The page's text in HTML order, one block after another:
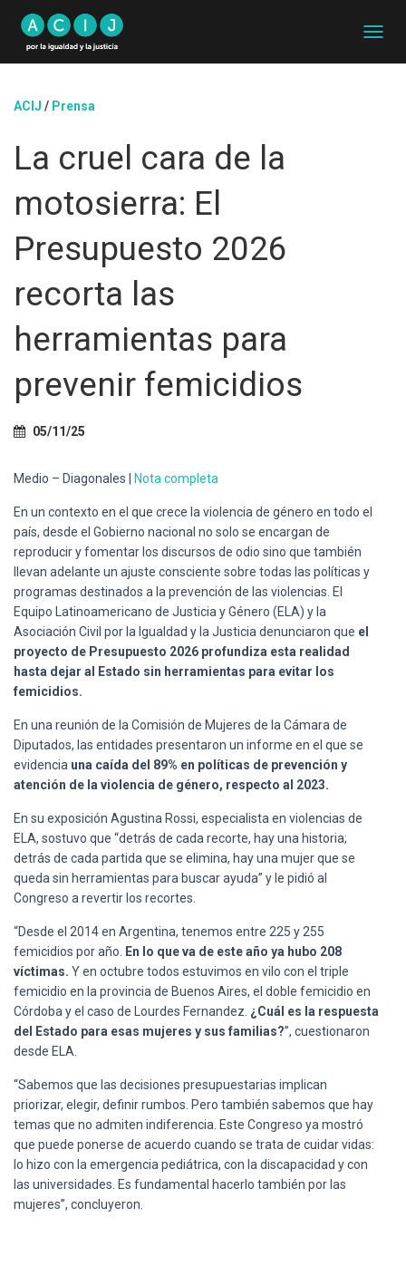
A
ACIJ / Prensa
La cruel cara de la
motosierra: El
Presupuesto 2026
recorta las
herramientas para
prevenir femicidios
05/11/25
Medio – Diagonales | Nota completa
En un contexto en el que crece la violencia de género en todo el
país, desde el Gobierno nacional no solo se encargan de
reproducir y fomentar los discursos de odio sino que también
llevan adelante un ajuste consciente sobre todas las políticas y
programas destinados a la prevención de las violencias. El
Equipo Latinoamericano de Justicia y Género (ELA) y la
Asociación Civil por la Igualdad y la Justicia denunciaron que el
proyecto de Presupuesto 2026 profundiza esta realidad
hasta dejar al Estado sin herramientas para evitar los
femicidios.
En una reunión de la Comisión de Mujeres de la Cámara de
Diputados, las entidades presentaron un informe en el que se
evidencia una caída del 89% en políticas de prevención y
atención de la violencia de género, respecto al 2023.
En su exposición Agustina Rossi, especialista en violencias de
ELA, sostuvo que “detrás de cada recorte, hay una historia;
detrás de cada partida que se elimina, hay una mujer que se
queda sin herramientas para buscar ayuda” y le pidió al
Congreso a revertir los recortes.
“Desde el 2014 en Argentina, tenemos entre 225 y 255
femicidios por año.
En lo que va de este año ya hubo 208
víctimas. Y en octubre todos estuvimos en vilo con el triple
femicidio en la provincia de Buenos Aires, el doble femicidio en
Córdoba y el caso de Lourdes Fernandez. ¿Cuál es la respuesta
del Estado para esas mujeres y sus familias?”, cuestionaron
desde ELA.
“Sabemos que las decisiones presupuestarias implican
priorizar, elegir, definir rumbos. Pero también sabemos que hay
temas que no admiten indiferencia. Este Congreso ya mostró
que puede ponerse de acuerdo cuando se trata de cuidar vidas:
lo hizo con la emergencia pediátrica, con la discapacidad y con
las universidades. Es fundamental hacerlo también por las
mujeres”, concluyeron.